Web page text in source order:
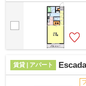
に、敷地内にゴミ置き場を備
賃貸 | アパート